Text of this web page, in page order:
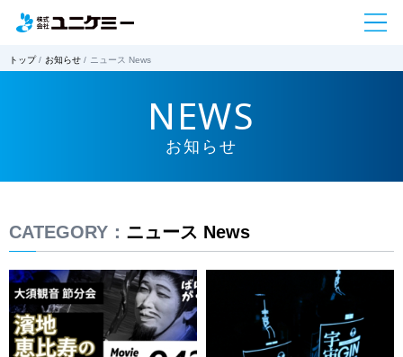
トップ お知らせ ニュース News
NEWS
お知らせ
CATEGORY： ニュース News